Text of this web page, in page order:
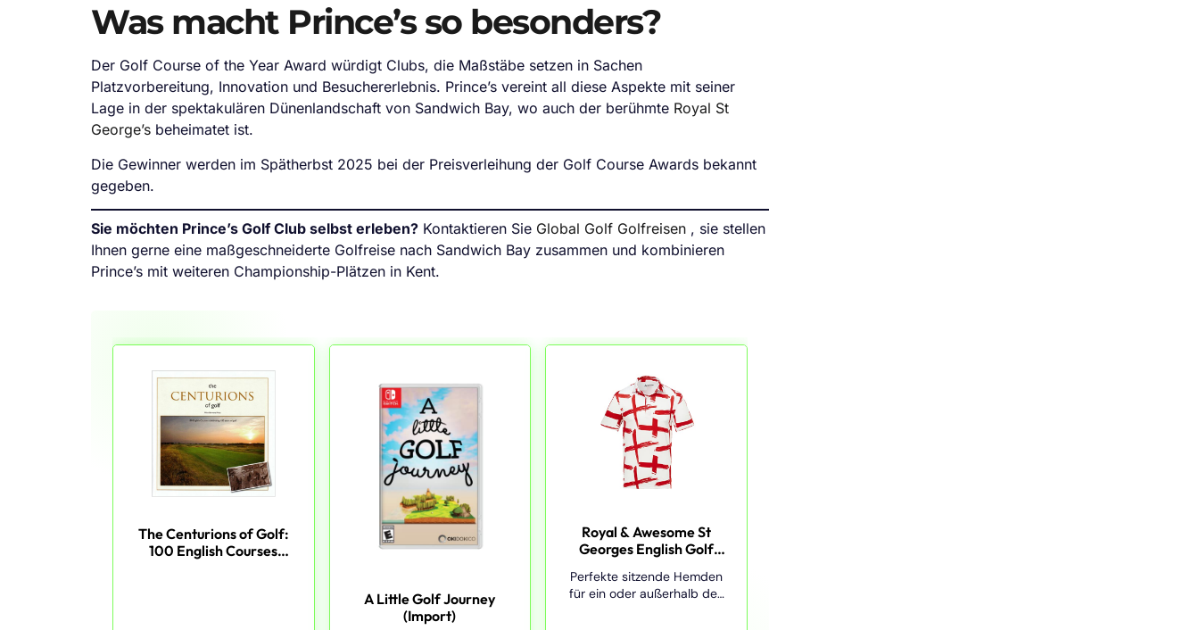
Was macht Prince’s so besonders?
Der Golf Course of the Year Award würdigt Clubs, die Maßstäbe setzen in Sachen
Platzvorbereitung, Innovation und Besuchererlebnis. Prince’s vereint all diese Aspekte mit seiner
Lage in der spektakulären Dünenlandschaft von Sandwich Bay, wo auch der berühmte Royal St
George’s beheimatet ist.
Die Gewinner werden im Spätherbst 2025 bei der Preisverleihung der Golf Course Awards bekannt
gegeben.
Sie möchten Prince’s Golf Club selbst erleben? Kontaktieren Sie Global Golf Golfreisen , sie stellen
Ihnen gerne eine maßgeschneiderte Golfreise nach Sandwich Bay zusammen und kombinieren
Prince’s mit weiteren Championship-Plätzen in Kent.
The Centurions of Golf:
100 English Courses
A Little Golf Journey
(Import)
Royal & Awesome St
Georges English Golf
Golfshirts für Herren,
Golfshirts Herren,
Perfekte sitzende Hemden
für ein oder außerhalb des